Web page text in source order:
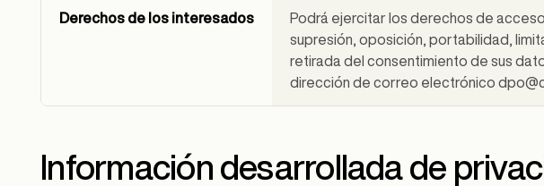
Derechos de los interesados
Podrá ejercitar los derechos de
supresión, oposición, portabilidad,
retirada del consentimiento de sus
dirección de correo electrónico
Información desarrollada de